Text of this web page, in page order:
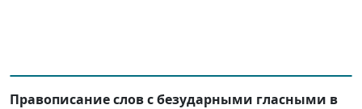
Правописание слов с безударными гласными в